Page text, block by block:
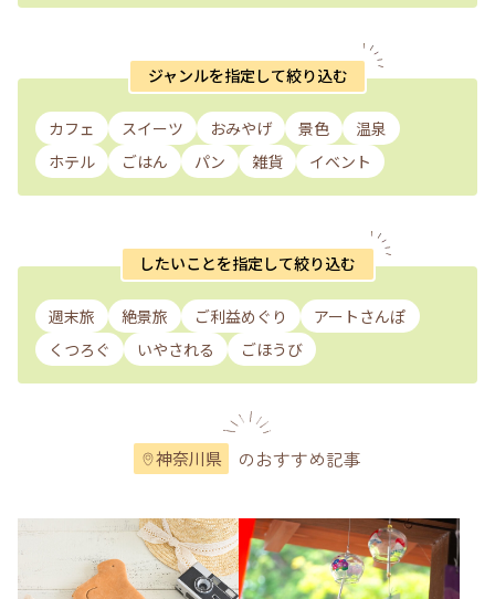
ジャンルを指定して絞り込む
カフェ スイーツ おみやげ 景色
温泉
ホテル
ごはん パン 雑貨 イベント
したいことを指定して絞り込む
週末旅 絶景旅 ご利益めぐり
アートさんぽ
くつろぐ
いやされる ごほうび
神奈川県 のおすすめ記事